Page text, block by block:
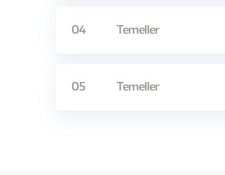
Ne zaman kullanıcı görüşmesi
Bu aktiviteleri kendi başlarına
04 Temeller
05 Temeller